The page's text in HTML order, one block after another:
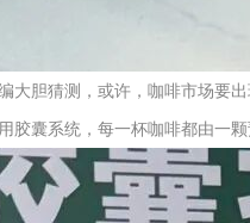
大胆猜测，或许，咖啡市场要
胶囊系统，每一杯咖啡都由一